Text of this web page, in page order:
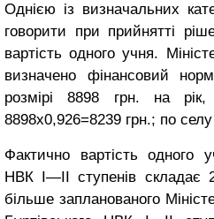
Однією із визначальних
говорити при прийнятті
вартість одного учня.
визначено фінансовий
розмірі 8898 грн. на
8898х0,926=8239 грн.; по
Фактично вартість одного
НВК І—ІІ ступенів
більше запланованого